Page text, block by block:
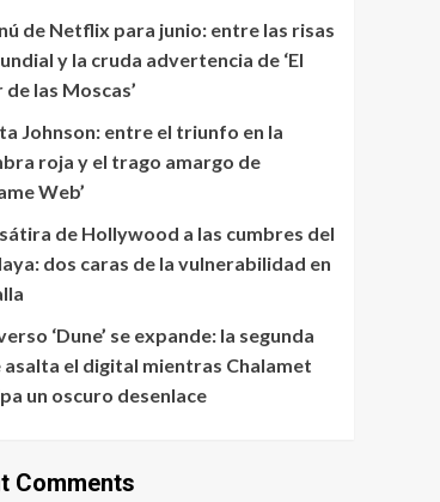
de Netflix para junio: entre las risas
y la cruda advertencia de ‘El
de las Moscas’
Johnson: entre el triunfo en la
roja y el trago amargo de
Web’
de Hollywood a las cumbres del
dos caras de la vulnerabilidad en
‘Dune’ se expande: la segunda
el digital mientras Chalamet
un oscuro desenlace
Comments